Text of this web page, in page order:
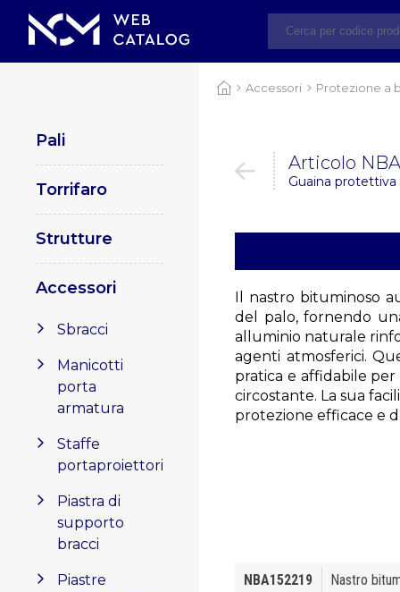
Pali
Torrifaro
Strutture
Accessori
Sbracci
Manicotti
porta
armatura
Staffe
portaproiettori
Piastra di
supporto
bracci
Piastre
Accessori Protezione a
Articolo
Guaina protettiva
Il nastro bituminoso
del palo, fornendo
alluminio naturale
agenti atmosferici.
pratica e affidabile
circostante. La sua
protezione efficace e
NBA152219 Nastro